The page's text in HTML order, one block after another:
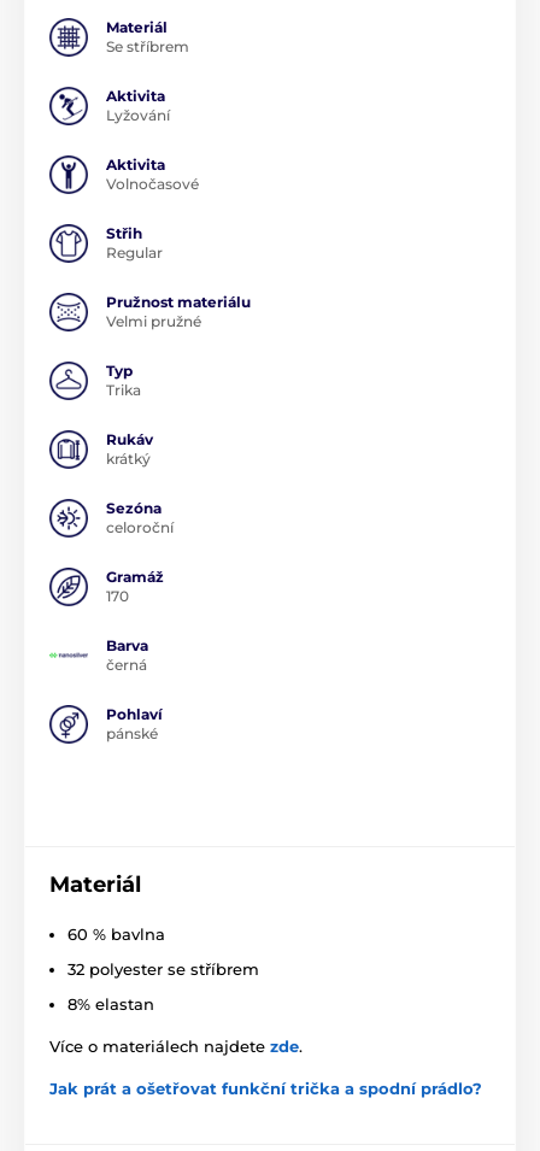
Materiál
Se stříbrem
Aktivita
Lyžování
Aktivita
Volnočasové
Střih
Regular
Pružnost materiálu
Velmi pružné
Typ
Trika
Rukáv
krátký
Sezóna
celoroční
Gramáž
170
Barva
černá
Pohlaví
pánské
Materiál
60 % bavlna
32 polyester se stříbrem
8% elastan
Více o materiálech najdete zde.
Jak prát a ošetřovat funkční trička a spodní prádlo?